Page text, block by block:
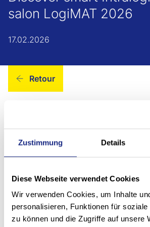
Zustimmung Details
Diese Webseite verwendet Cookies
Wir verwenden Cookies, um Inhalte
personalisieren, Funktionen für soziale
zu können und die Zugriffe auf unsere
salon LogiMAT 2026
17.02.2026
Retour
Smart Home of
Conformément à la devise du salon
solutions intralogistiques
l'avenir dansle hall 3, stand C30, au
2026. Nous nous ferons un plaisir
solutions système actuelles, nos